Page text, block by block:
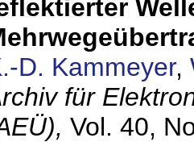
D. Kammeyer,
für
Vol. 40,